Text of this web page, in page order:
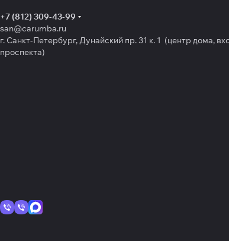
+7 (812) 309-43-99
san@carumba.ru
г. Санкт-Петербург, Дунайский пр. 31 к. 1 (центр дома,
проспекта)